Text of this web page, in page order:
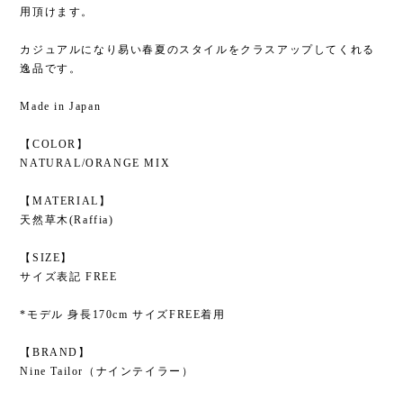
用頂けます。
カジュアルになり易い春夏のスタイルをクラスアップしてくれる
逸品です。
Made in Japan
【COLOR】
NATURAL/ORANGE MIX
【MATERIAL】
天然草木(Raffia)
【SIZE】
サイズ表記 FREE
*モデル 身長170cm サイズFREE着用
【BRAND】
Nine Tailor（ナインテイラー）